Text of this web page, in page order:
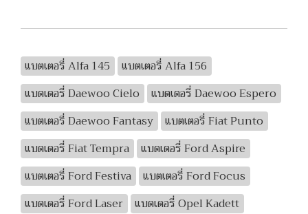
แบตเตอรี่ Alfa 145
แบตเตอรี่ Alfa 156
แบตเตอรี่ Daewoo Cielo
แบตเตอรี่ Daewoo Espero
แบตเตอรี่ Daewoo Fantasy
แบตเตอรี่ Fiat Punto
แบตเตอรี่ Fiat Tempra
แบตเตอรี่ Ford Aspire
แบตเตอรี่ Ford Festiva
แบตเตอรี่ Ford Focus
แบตเตอรี่ Ford Laser
แบตเตอรี่ Opel Kadett